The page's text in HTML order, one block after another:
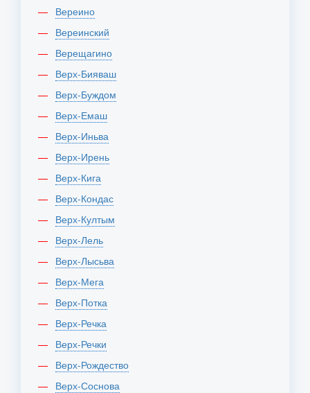
Вереино
Вереинский
Верещагино
Верх-Бияваш
Верх-Буждом
Верх-Емаш
Верх-Иньва
Верх-Ирень
Верх-Кига
Верх-Кондас
Верх-Култым
Верх-Лель
Верх-Лысьва
Верх-Мега
Верх-Потка
Верх-Речка
Верх-Речки
Верх-Рождество
Верх-Соснова